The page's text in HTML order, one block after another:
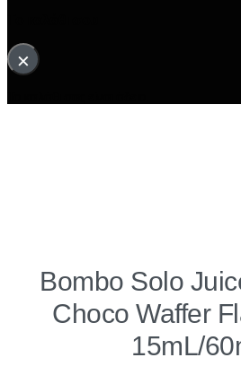
×
Bombo Solo
Choco Waffer
15mL/